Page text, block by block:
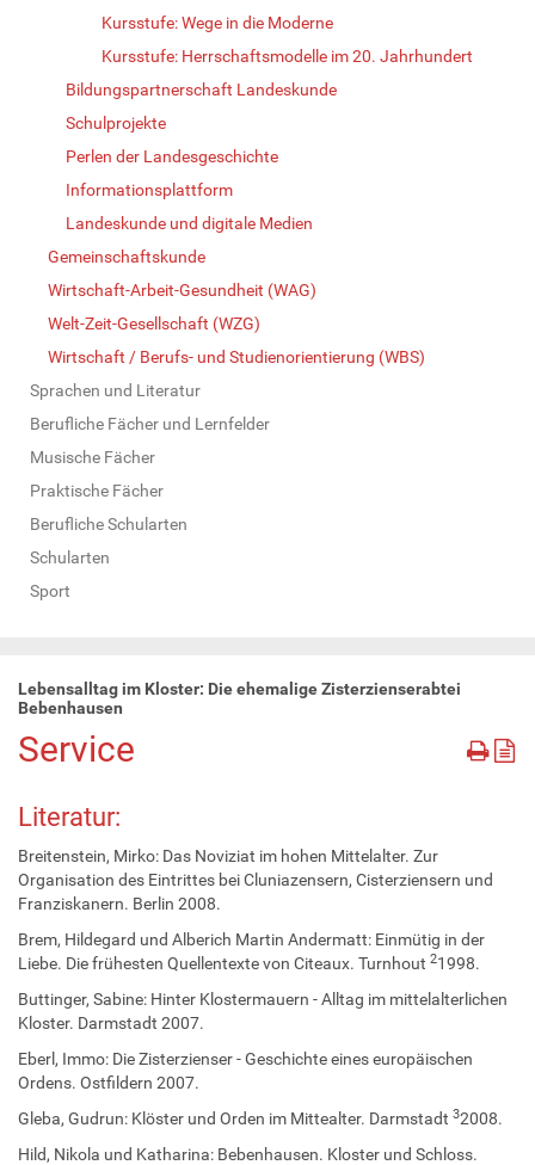
Kursstufe: Wege in die Moderne
Kursstufe: Herrschaftsmodelle im 20. Jahrhundert
Bildungspartnerschaft Landeskunde
Schulprojekte
Perlen der Landesgeschichte
Informationsplattform
Landeskunde und digitale Medien
Gemeinschaftskunde
Wirtschaft-Arbeit-Gesundheit (WAG)
Welt-Zeit-Gesellschaft (WZG)
Wirtschaft / Berufs- und Studienorientierung (WBS)
Sprachen und Literatur
Berufliche Fächer und Lernfelder
Musische Fächer
Praktische Fächer
Berufliche Schularten
Schularten
Sport
Lebensalltag im Kloster: Die ehemalige Zisterzienserabtei
Bebenhausen
Service
Literatur:
Breitenstein, Mirko: Das Noviziat im hohen Mittelalter. Zur
Organisation des Eintrittes bei Cluniazensern, Cisterziensern und
Franziskanern. Berlin 2008.
Brem, Hildegard und Alberich Martin Andermatt: Einmütig in der
Liebe. Die frühesten Quellentexte von Citeaux. Turnhout 21998.
Buttinger, Sabine: Hinter Klostermauern - Alltag im mittelalterlichen
Kloster. Darmstadt 2007.
Eberl, Immo: Die Zisterzienser - Geschichte eines europäischen
Ordens. Ostfildern 2007.
Gleba, Gudrun: Klöster und Orden im Mittealter. Darmstadt 32008.
Hild, Nikola und Katharina: Bebenhausen. Kloster und Schloss.